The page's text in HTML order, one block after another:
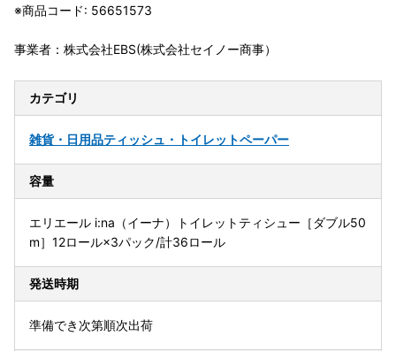
※商品コード: 56651573
事業者：株式会社EBS(株式会社セイノー商事）
カテゴリ
雑貨・日用品ティッシュ・トイレットペーパー
容量
エリエール i:na（イーナ）トイレットティシュー［ダブル50
m］12ロール×3パック/計36ロール
発送時期
準備でき次第順次出荷